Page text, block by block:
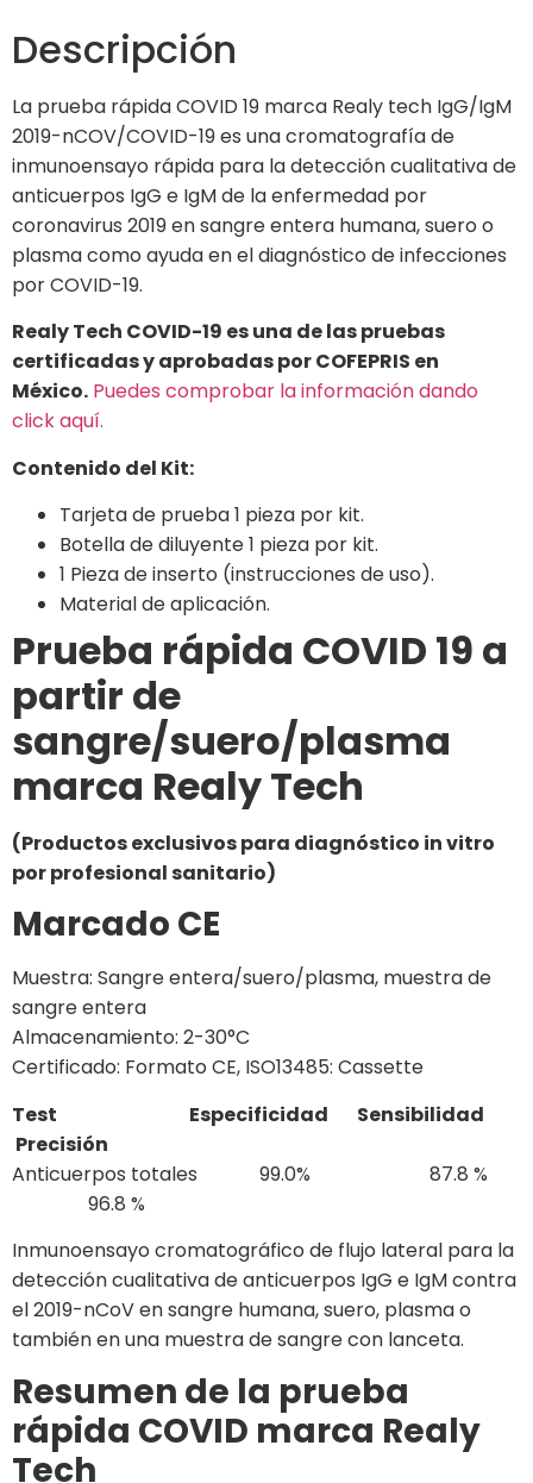
Descripción
La prueba rápida COVID 19 marca Realy tech IgG/IgM
2019-nCOV/COVID-19 es una cromatografía de
inmunoensayo rápida para la detección cualitativa de
anticuerpos IgG e IgM de la enfermedad por
coronavirus 2019 en sangre entera humana, suero o
plasma como ayuda en el diagnóstico de infecciones
por COVID-19.
Realy Tech COVID-19 es una de las pruebas
certificadas y aprobadas por COFEPRIS en
México. Puedes comprobar la información dando
click aquí.
Contenido del Kit:
Tarjeta de prueba 1 pieza por kit.
Botella de diluyente 1 pieza por kit.
1 Pieza de inserto (instrucciones de uso).
Material de aplicación.
Prueba rápida COVID 19 a
partir de
sangre/suero/plasma
marca Realy Tech
(Productos exclusivos para diagnóstico in vitro
por profesional sanitario)
Marcado CE
Muestra: Sangre entera/suero/plasma, muestra de
sangre entera
Almacenamiento: 2-30°C
Certificado: Formato CE, ISO13485: Cassette
Test Especificidad Sensibilidad
Precisión
Anticuerpos totales 99.0% 87.8 %
96.8 %
Inmunoensayo cromatográfico de flujo lateral para la
detección cualitativa de anticuerpos IgG e IgM contra
el 2019-nCoV en sangre humana, suero, plasma o
también en una muestra de sangre con lanceta.
Resumen de la prueba
rápida COVID marca Realy
Tech